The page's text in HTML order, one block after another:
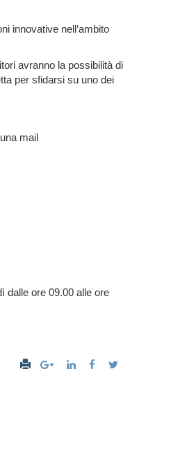
innovative nell’ambito
avranno la possibilità di
per sfidarsi su uno dei
mail
dalle ore 09.00 alle ore